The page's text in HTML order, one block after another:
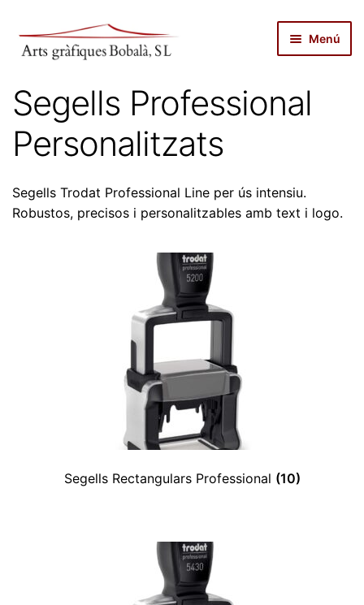
Menú
autopublicar
serveis
Segells Professional
Personalitzats
Segells Trodat Professional Line per ús intensiu.
Robustos, precisos i personalitzables amb text i logo.
Segells Rectangulars Professional (10)